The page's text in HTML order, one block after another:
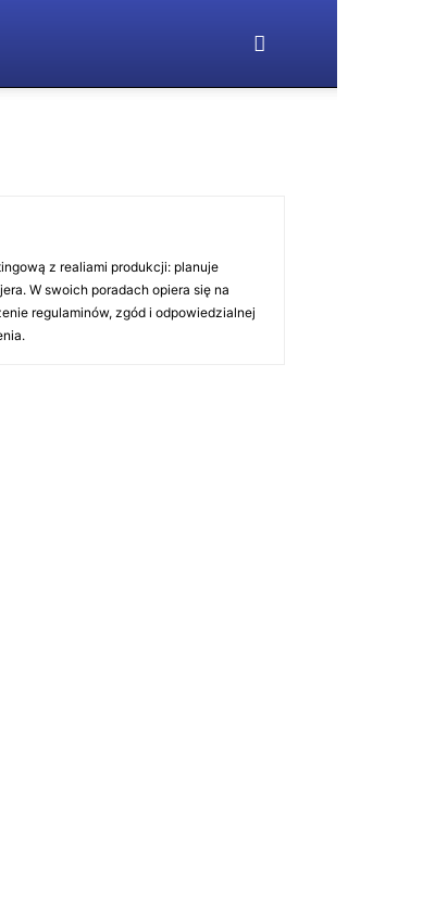
z realiami produkcji: planuje
W swoich poradach opiera się na
regulaminów, zgód i odpowiedzialnej